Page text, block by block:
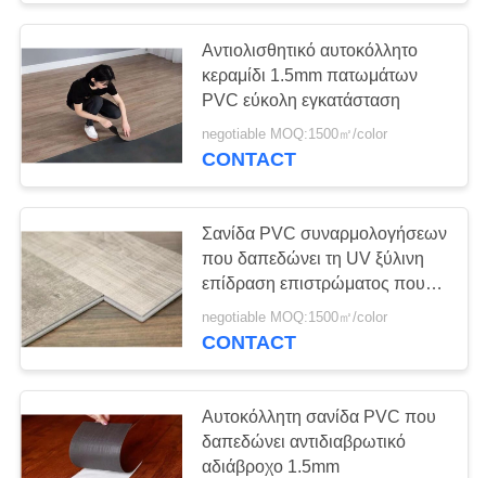
Αντιολισθητικό αυτοκόλλητο
κεραμίδι 1.5mm πατωμάτων
PVC εύκολη εγκατάσταση
negotiable MOQ:1500㎡/color
CONTACT
Σανίδα PVC συναρμολογήσεων
που δαπεδώνει τη UV ξύλινη
επίδραση επιστρώματος που
δαπεδώνει 7,25 " X48»
negotiable MOQ:1500㎡/color
CONTACT
Αυτοκόλλητη σανίδα PVC που
δαπεδώνει αντιδιαβρωτικό
αδιάβροχο 1.5mm